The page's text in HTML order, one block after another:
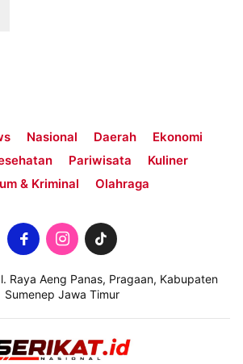
Nasional Daerah
Ekonomi
Pariwisata
Kuliner
& Kriminal
Olahraga
Raya Aeng Panas, Pragaan, Kabupaten
Sumenep Jawa Timur